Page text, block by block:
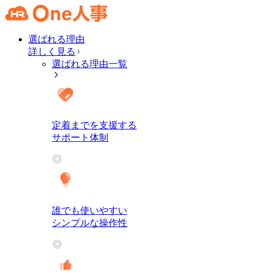
選ばれる理由
詳しく見る
選ばれる理由一覧
定着までを支援する
サポート体制
誰でも使いやすい
シンプルな操作性